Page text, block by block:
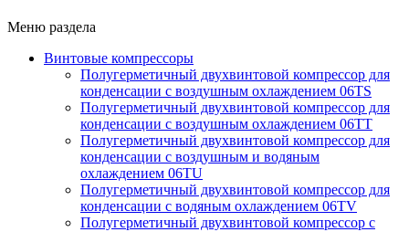
Меню раздела
Винтовые компрессоры
Полугерметичный двухвинтовой компрессор для
конденсации с воздушным охлаждением 06TS
Полугерметичный двухвинтовой компрессор для
конденсации с воздушным охлаждением 06TT
Полугерметичный двухвинтовой компрессор для
конденсации с воздушным и водяным
охлаждением 06TU
Полугерметичный двухвинтовой компрессор для
конденсации с водяным охлаждением 06TV
Полугерметичный двухвинтовой компрессор с